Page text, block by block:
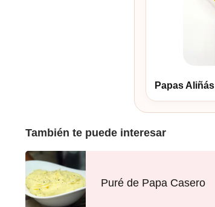
Papas Aliñás
También te puede interesar
Puré de Papa Casero